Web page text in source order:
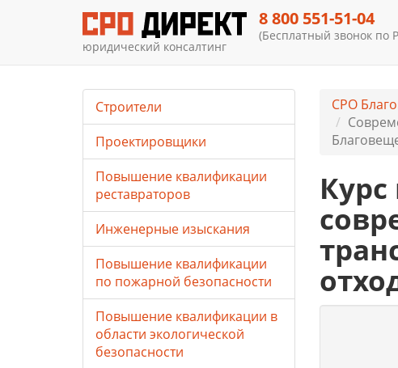
юридический консалтинг
8 800 551-51-04
(Бесплатный звонок по
СРО
Строители
Проектировщики
Повышение квалификации
реставраторов
Инженерные изыскания
Повышение квалификации
по пожарной безопасности
Повышение квалификации в
области экологической
безопасности